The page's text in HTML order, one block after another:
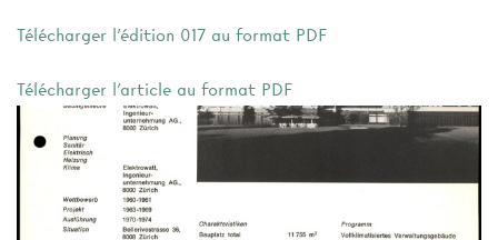
Télécharger l'édition 017 au format PDF
Télécharger l'article au format PDF